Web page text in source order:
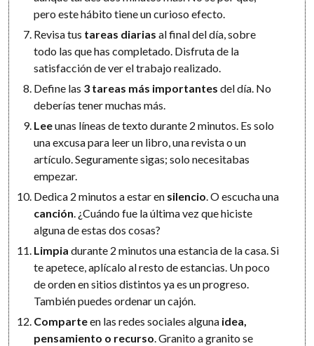
pero este hábito tiene un curioso efecto.
Revisa tus tareas diarias al final del día, sobre
todo las que has completado. Disfruta de la
satisfacción de ver el trabajo realizado.
Define las 3 tareas más importantes del día. No
deberías tener muchas más.
Leeunas líneas de texto durante 2 minutos. Es solo
una excusa para leer un libro, una revista o un
artículo. Seguramente sigas; solo necesitabas
empezar.
Dedica 2 minutos a estar en silencio . O escucha una
canción . ¿Cuándo fue la última vez que hiciste
alguna de estas dos cosas?
Limpia durante 2 minutos una estancia de la casa. Si
te apetece, aplícalo al resto de estancias. Un poco
de orden en sitios distintos ya es un progreso.
También puedes ordenar un cajón.
Comparteen las redes sociales alguna idea,
pensamiento o recurso . Granito a granito se